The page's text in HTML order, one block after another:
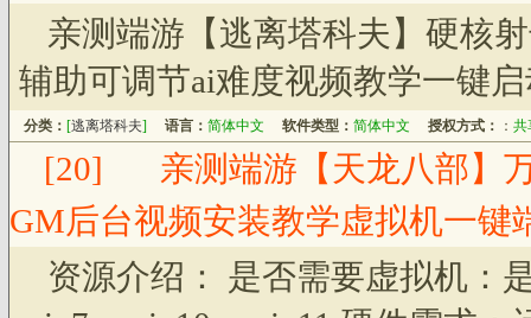
亲测端游【逃离塔科夫】硬核
辅助可调节ai难度视频教学一键
分类： [逃离塔科夫] 语言： 简体中文 软件类型： 简体中文 授权方式： ： 共
[20]
亲测端游【天龙八部】
GM后台视频安装教学虚拟机一键
资源介绍： 是否需要虚拟机：